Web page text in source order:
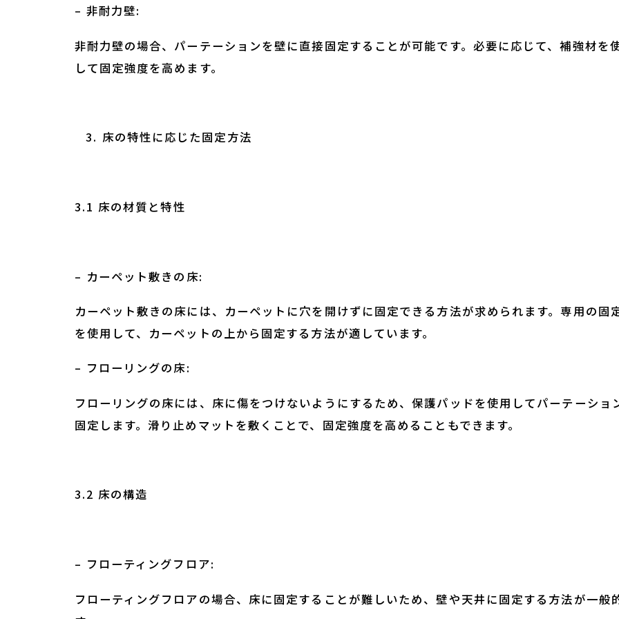
– 非耐力壁:
非耐力壁の場合、パーテーションを壁に直接固定することが可能です。必要に応じて、補強材を
して固定強度を高めます。
床の特性に応じた固定方法
3.1 床の材質と特性
– カーペット敷きの床:
カーペット敷きの床には、カーペットに穴を開けずに固定できる方法が求められます。専用の固
を使用して、カーペットの上から固定する方法が適しています。
– フローリングの床:
フローリングの床には、床に傷をつけないようにするため、保護パッドを使用してパーテーショ
固定します。滑り止めマットを敷くことで、固定強度を高めることもできます。
3.2 床の構造
– フローティングフロア:
フローティングフロアの場合、床に固定することが難しいため、壁や天井に固定する方法が一般